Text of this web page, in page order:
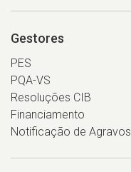
Gestores
PES
PQA-VS
Resoluções CIB
Financiamento
Notificação de Agravos